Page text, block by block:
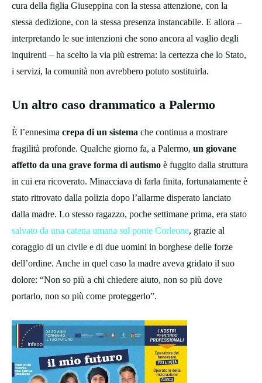
cura della figlia Giuseppina con la stessa attenzione, con la
stessa dedizione, con la stessa presenza instancabile. E allora –
interpretando le sue intenzioni che sono ancora al vaglio degli
inquirenti – ha scelto la via più estrema: la certezza che lo Stato,
i servizi, la comunità non avrebbero potuto sostituirla.
Un altro caso drammatico a Palermo
È l’ennesima crepa di un sistema che continua a mostrare
fragilità profonde. Qualche giorno fa, a Palermo, un giovane
affetto da una grave forma di autismo è fuggito dalla struttura
in cui era ricoverato. Minacciava di farla finita, fortunatamente è
stato ritrovato dalla polizia dopo l’allarme disperato lanciato
dalla madre. Lo stesso ragazzo, poche settimane prima, era stato
salvato da una catena umana sul ponte Corleone, grazie al
coraggio di un civile e di due uomini in borghese delle forze
dell’ordine. Anche in quel caso la madre aveva gridato il suo
dolore: “Non so più a chi chiedere aiuto, non so più dove
portarlo, non so più come proteggerlo”.